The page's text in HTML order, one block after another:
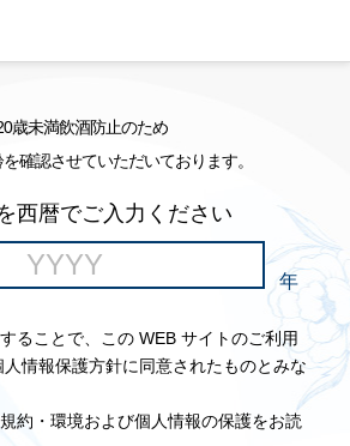
歳未満飲酒防止のため
確認させていただいております。
西暦でご入力ください
年
ることで、この WEB サイトのご利用
情報保護方針に同意されたものとみな
約・環境および個人情報の保護をお読